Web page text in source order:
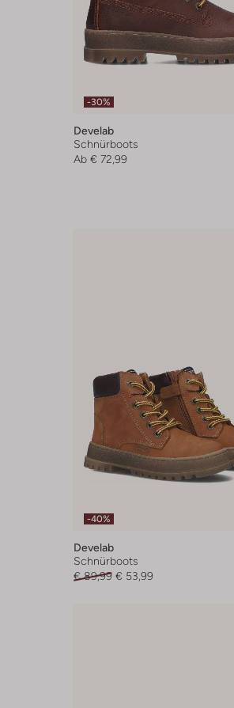
-30%
Develab
Schnürboots
Ab € 72,99
-40%
Develab
Schnürboots
€ 89,99 € 53,99